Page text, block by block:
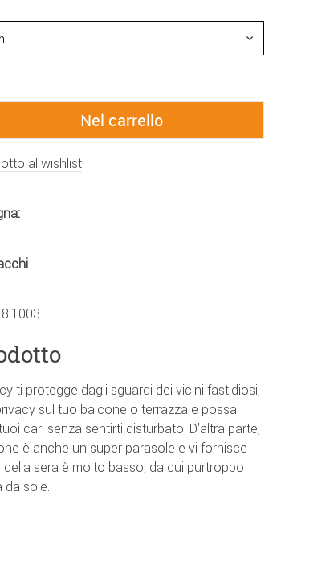
al wishlist
ti protegge dagli sguardi dei vicini fastidiosi,
sul tuo balcone o terrazza e possa
cari senza sentirti disturbato. D'altra parte,
è anche un super parasole e vi fornisce
sera è molto basso, da cui purtroppo
sole.